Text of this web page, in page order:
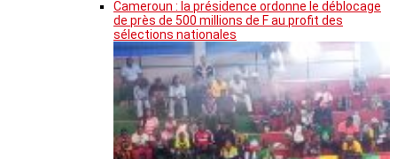
Cameroun : la présidence ordonne le déblocage
de près de 500 millions de F au profit des
sélections nationales